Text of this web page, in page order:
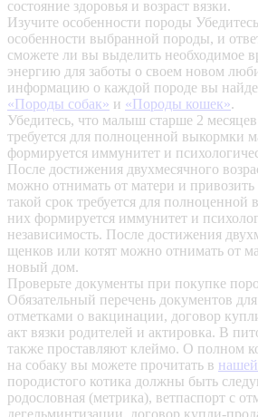
состояние здоровья и возраст вязки.
Изучите особенности породы
особенности выбранной породы, и
сможете ли вы выделить необходимое
энергию для заботы о своем новом
информацию о каждой породе вы
«Породы собак» и «Породы кошек».
Убедитесь, что малыш старше 2 месяцев
требуется для полноценной выкормки
формируется иммунитет и
После достижения двухмесячного
можно отнимать от матери и
такой срок требуется для
них формируется иммунитет и
независимость. После достижения
щенков или котят можно отнимать от
новый дом.
Проверьте документы при покупке
Обязательный перечень документов
отметками о вакцинации, договор
акт вязки родителей и актировка. В
также проставляют клеймо. О полном
на собаку вы можете прочитать в нашей
породистого котика должны быть
родословная (метрика), ветпаспорт с